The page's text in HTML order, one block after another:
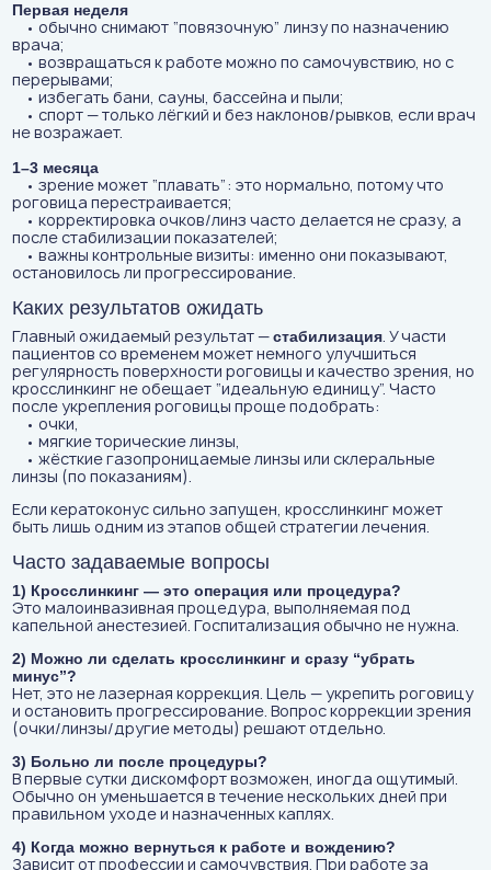
Первая неделя
• обычно снимают “повязочную” линзу по назначению
врача;
• возвращаться к работе можно по самочувствию, но с
перерывами;
• избегать бани, сауны, бассейна и пыли;
• спорт — только лёгкий и без наклонов/рывков, если врач
не возражает.
1–3 месяца
• зрение может “плавать”: это нормально, потому что
роговица перестраивается;
• корректировка очков/линз часто делается не сразу, а
после стабилизации показателей;
• важны контрольные визиты: именно они показывают,
остановилось ли прогрессирование.
Каких результатов ожидать
Главный ожидаемый результат —стабилизация. У части
пациентов со временем может немного улучшиться
регулярность поверхности роговицы и качество зрения, но
кросслинкинг не обещает “идеальную единицу”. Часто
после укрепления роговицы проще подобрать:
• очки,
• мягкие торические линзы,
• жёсткие газопроницаемые линзы или склеральные
линзы (по показаниям).
Если кератоконус сильно запущен, кросслинкинг может
быть лишь одним из этапов общей стратегии лечения.
Часто задаваемые вопросы
1) Кросслинкинг — это операция или процедура?
Это малоинвазивная процедура, выполняемая под
капельной анестезией. Госпитализация обычно не нужна.
2) Можно ли сделать кросслинкинг и сразу “убрать
минус”?
Нет, это не лазерная коррекция. Цель — укрепить роговицу
и остановить прогрессирование. Вопрос коррекции зрения
(очки/линзы/другие методы) решают отдельно.
3) Больно ли после процедуры?
В первые сутки дискомфорт возможен, иногда ощутимый.
Обычно он уменьшается в течение нескольких дней при
правильном уходе и назначенных каплях.
4) Когда можно вернуться к работе и вождению?
Зависит от профессии и самочувствия. При работе за